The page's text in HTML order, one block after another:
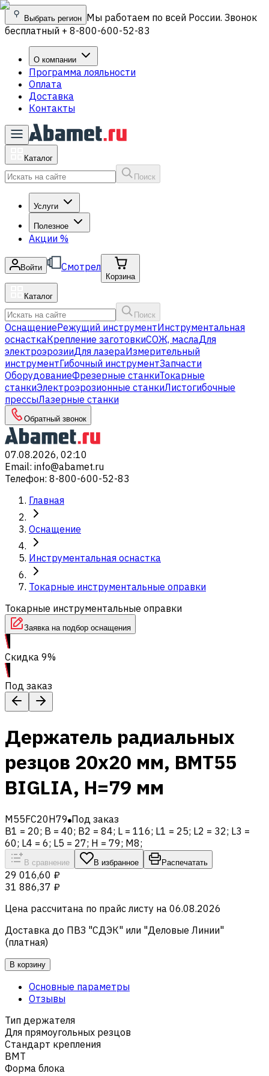
Выбрать регион Мы работаем по всей России. Звонок
бесплатный + 8-800-600-52-83
О компании
Программа лояльности
Оплата
Доставка
Контакты
Каталог
Поиск
Услуги
Полезное
Акции %
Войти Смотрел
Корзина
Каталог
Поиск
ОснащениеРежущий инструментИнструментальная
оснасткаКрепление заготовкиСОЖ, маслаДля
электроэрозииДля лазераИзмерительный
инструментГибочный инструментЗапчасти
ОборудованиеФрезерные станкиТокарные
станкиЭлектроэрозионные станкиЛистогибочные
прессыЛазерные станки
Обратный звонок
07.08.2026, 02:10
Email: info@abamet.ru
Телефон: 8-800-600-52-83
Главная
Оснащение
Инструментальная оснастка
Токарные инструментальные оправки
Токарные инструментальные оправки
Заявка на подбор оснащения
Скидка 9%
Под заказ
Держатель радиальных
резцов 20х20 мм, BMT55
BIGLIA, H=79 мм
M55FC20H79 Под заказ
B1 = 20; B = 40; B2 = 84; L = 116; L1 = 25; L2 = 32; L3 =
60; L4 = 6; L5 = 27; H = 79; M8;
В сравнение В избранное Распечатать
29 016,60 ₽
31 886,37 ₽
Цена рассчитана по прайс листу на 06.08.2026
Доставка до ПВЗ "СДЭК" или "Деловые Линии"
(платная)
В корзину
Основные параметры
Отзывы
Тип держателя
Для прямоугольных резцов
Стандарт крепления
BMT
Форма блока